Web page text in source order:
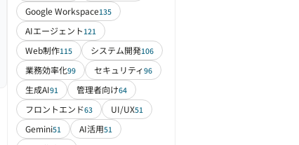
Google Workspace135
AIエージェント 121
Web制作115 システム開発106
業務効率化99 セキュリティ96
生成AI91 管理者向け64
フロントエンド63 UI/UX51
Gemini51 AI活用51